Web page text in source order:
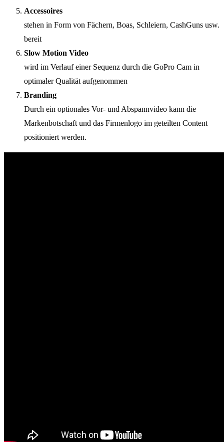
Accessoires
stehen in Form von Fächern, Boas, Schleiern, CashGuns usw.
bereit
Slow Motion Video
wird im Verlauf einer Sequenz durch die GoPro Cam in
optimaler Qualität aufgenommen
Branding
Durch ein optionales Vor- und Abspannvideo kann die
Markenbotschaft und das Firmenlogo im geteilten Content
positioniert werden.